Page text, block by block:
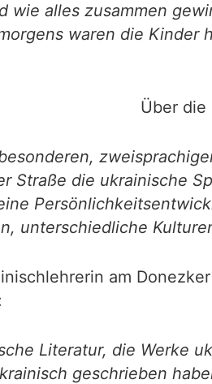
wie alles zusammen
waren die
Über die
Straße die ukrainische
unterschiedliche
am
Literatur, die Werke
geschrieben